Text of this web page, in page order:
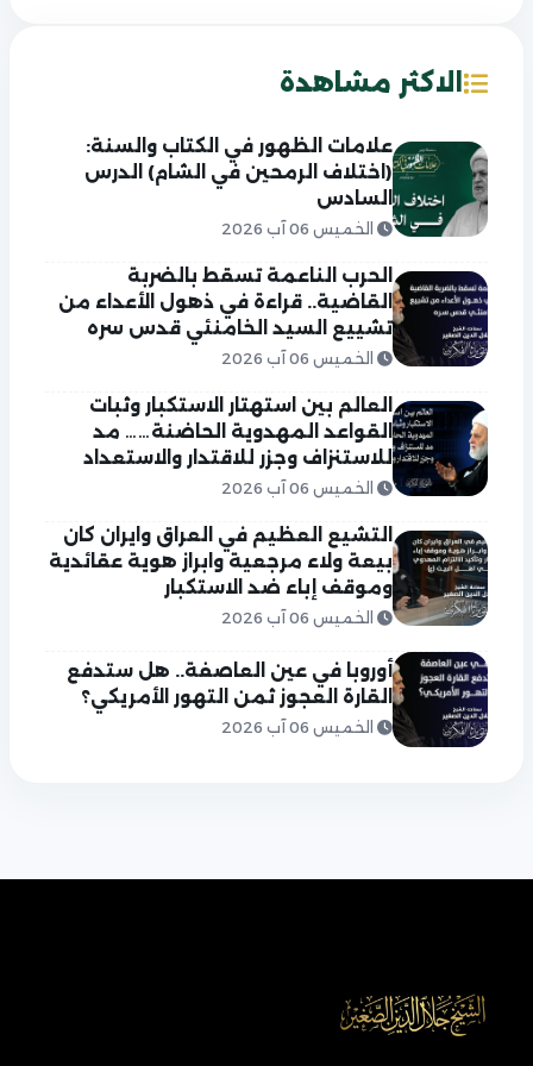
الاكثر مشاهدة
علامات الظهور في الكتاب والسنة:
(اختلاف الرمحين في الشام) الدرس
السادس
الخميس 06 آب 2026
الحرب الناعمة تسقط بالضربة
القاضية.. قراءة في ذهول الأعداء من
تشييع السيد الخامنئي قدس سره
الخميس 06 آب 2026
العالم بين استهتار الاستكبار وثبات
القواعد المهدوية الحاضنة…… مد
للاستنزاف وجزر للاقتدار والاستعداد
الخميس 06 آب 2026
التشيع العظيم في العراق وايران كان
بيعة ولاء مرجعية وابراز هوية عقائدية
وموقف إباء ضد الاستكبار
الخميس 06 آب 2026
أوروبا في عين العاصفة.. هل ستدفع
القارة العجوز ثمن التهور الأمريكي؟
الخميس 06 آب 2026